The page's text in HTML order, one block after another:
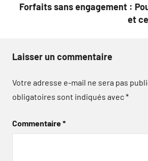
Forfaits sans engagement :
et
Laisser un commentaire
Votre adresse e-mail ne sera pas
obligatoires sont indiqués avec*
Commentaire*